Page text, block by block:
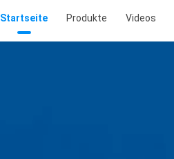
Startseite Produkte Videos